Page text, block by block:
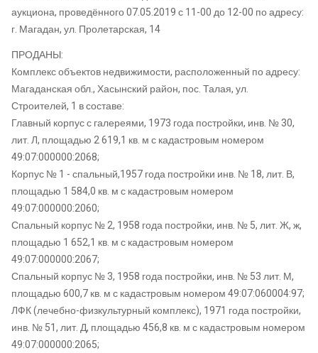
аукциона, проведённого 07.05.2019 с 11-00 до 12-00 по адресу:
г. Магадан, ул. Пролетарская, 14
ПРОДАНЫ:
Комплекс объектов недвижимости, расположенный по адресу:
Магаданская обл., Хасынский район, пос. Талая, ул.
Строителей, 1 в составе:
Главный корпус с галереями, 1973 года постройки, инв. № 30,
лит. Л, площадью 2 619,1 кв. м с кадастровым номером
49:07:000000:2068;
Корпус № 1 - спальный,1957 года постройки инв. № 18, лит. В,
площадью 1 584,0 кв. м с кадастровым номером
49:07:000000:2060;
Спальный корпус № 2, 1958 года постройки, инв. № 5, лит. Ж, ж,
площадью 1 652,1 кв. м с кадастровым номером
49:07:000000:2067;
Спальный корпус № 3, 1958 года постройки, инв. № 53 лит. М,
площадью 600,7 кв. м с кадастровым номером 49:07:060004:97;
ЛФК (лечебно-физкультурный комплекс), 1971 года постройки,
инв. № 51, лит. Д, площадью 456,8 кв. м с кадастровым номером
49:07:000000:2065;